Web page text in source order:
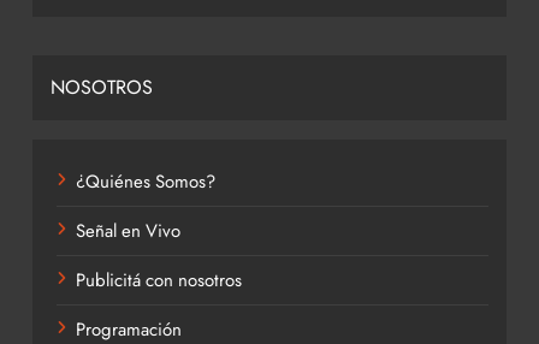
NOSOTROS
¿Quiénes Somos?
Señal en Vivo
Publicitá con nosotros
Programación